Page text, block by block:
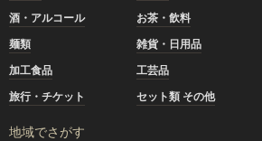
酒・アルコール
お茶・飲料
麺類
雑貨・日用品
加工食品
工芸品
旅行・チケット
セット類 その他
地域でさがす